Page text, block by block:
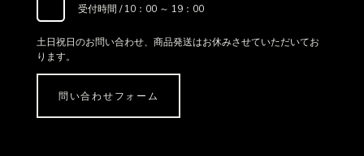
受付時間 / 10：00 ～ 19：00
土日祝日のお問い合わせ、 商品発送はお休みさせていただいてお
ります。
問い合わせフォーム